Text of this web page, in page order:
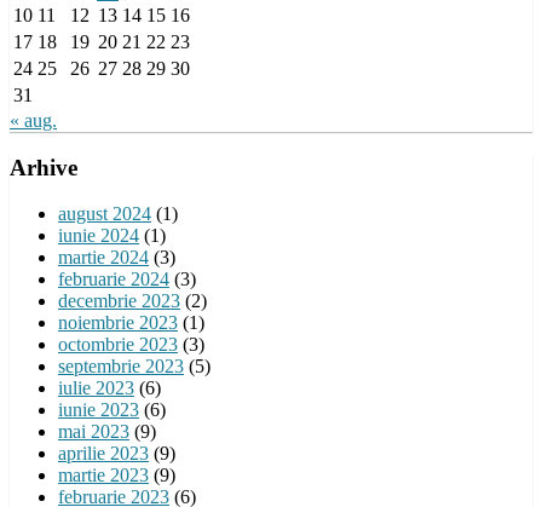
10 11 12 13 14 15 16
17 18 19 20 21 22 23
24 25 26 27 28 29 30
31
« aug.
Arhive
august 2024 (1)
iunie 2024 (1)
martie 2024 (3)
februarie 2024 (3)
decembrie 2023 (2)
noiembrie 2023 (1)
octombrie 2023 (3)
septembrie 2023 (5)
iulie 2023 (6)
iunie 2023 (6)
mai 2023 (9)
aprilie 2023 (9)
martie 2023 (9)
februarie 2023 (6)